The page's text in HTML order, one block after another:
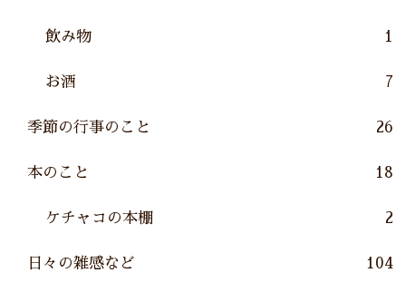
飲み物 1
お酒 7
季節の行事のこと 26
本のこと 18
ケチャコの本棚 2
日々の雑感など 104